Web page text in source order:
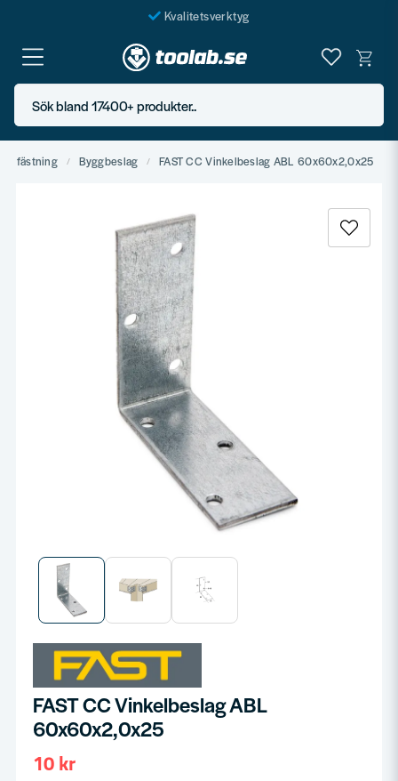
Kvalitetsverktyg
Fraktfritt över 999 SEK*
En järnhandel för alla
Butik i Göteborg
Sök bland 17400+ produkter..
Infästning Byggbeslag FAST CC Vinkelbeslag ABL 60x60x2,0x25
FAST CC Vinkelbeslag ABL
60x60x2,0x25
10 kr